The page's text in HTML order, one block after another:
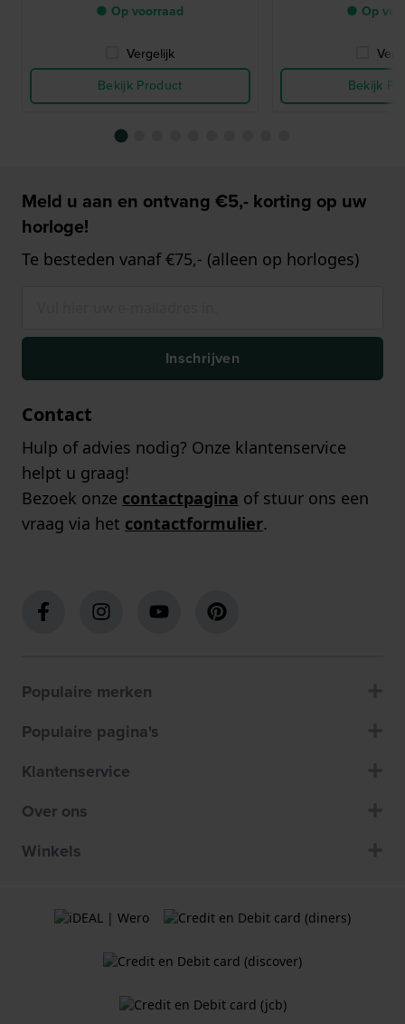
● Op voorraad
Vergelijk
Bekijk Product
● Op
Bekijk
Meld u aan en ontvang €5,- korting op uw
horloge!
Te besteden vanaf €75,- (alleen op horloges)
Inschrijven
Contact
Hulp of advies nodig? Onze klantenservice
helpt u graag!
Bezoek onze contactpagina of stuur ons een
vraag via het contactformulier.
Populaire merken
Populaire pagina's
Klantenservice
Over ons
Winkels